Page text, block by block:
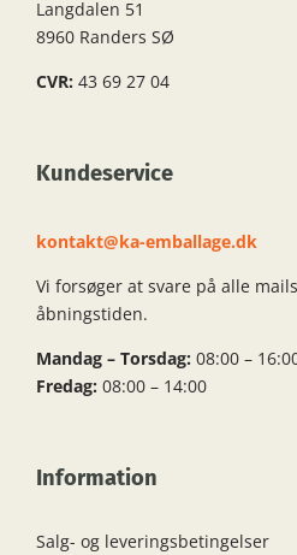
Langdalen 51
8960 Randers SØ
CVR: 43 69 27 04
Kundeservice
kontakt@ka-emballage.dk
Vi forsøger at svare på alle
åbningstiden.
Mandag – Torsdag: 08:00 –
Fredag: 08:00 – 14:00
Information
Salg- og leveringsbetingelser